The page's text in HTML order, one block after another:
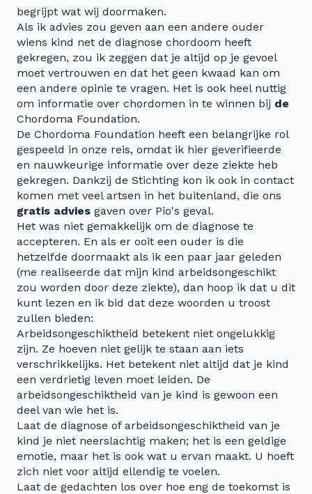
begrijpt wat wij doormaken.
Als ik advies zou geven aan een andere ouder
wiens kind net de diagnose chordoom heeft
gekregen, zou ik zeggen dat je altijd op je gevoel
moet vertrouwen en dat het geen kwaad kan om
een andere opinie te vragen. Het is ook heel nuttig
om informatie over chordomen in te winnen bij de
Chordoma Foundation.
De Chordoma Foundation heeft een belangrijke rol
gespeeld in onze reis, omdat ik hier geverifieerde
en nauwkeurige informatie over deze ziekte heb
gekregen. Dankzij de Stichting kon ik ook in contact
komen met veel artsen in het buitenland, die ons
gratis advies gaven over Pio's geval.
Het was niet gemakkelijk om de diagnose te
accepteren. En als er ooit een ouder is die
hetzelfde doormaakt als ik een paar jaar geleden
(me realiseerde dat mijn kind arbeidsongeschikt
zou worden door deze ziekte), dan hoop ik dat u dit
kunt lezen en ik bid dat deze woorden u troost
zullen bieden:
Arbeidsongeschiktheid betekent niet ongelukkig
zijn. Ze hoeven niet gelijk te staan aan iets
verschrikkelijks. Het betekent niet altijd dat je kind
een verdrietig leven moet leiden. De
arbeidsongeschiktheid van je kind is gewoon een
deel van wie het is.
Laat de diagnose of arbeidsongeschiktheid van je
kind je niet neerslachtig maken; het is een geldige
emotie, maar het is ook wat u ervan maakt. U hoeft
zich niet voor altijd ellendig te voelen.
Laat de gedachten los over hoe eng de toekomst is